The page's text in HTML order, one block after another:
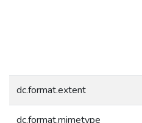
dc.format.extent
dc.format.mimetype